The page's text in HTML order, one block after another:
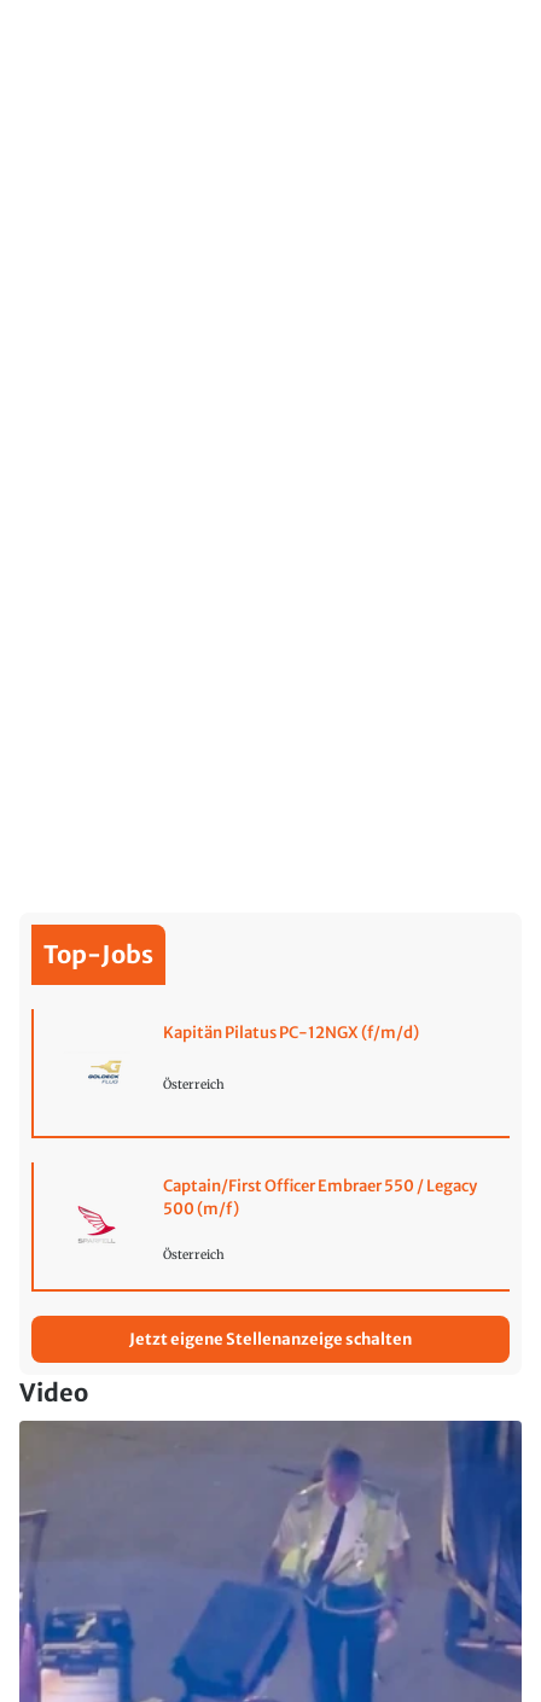
Top-Jobs
Kapitän Pilatus PC-12NGX (f/m/d)
Österreich
Captain/First Officer Embraer 550 / Legacy
500 (m/f)
Österreich
Jetzt eigene Stellenanzeige schalten
Video